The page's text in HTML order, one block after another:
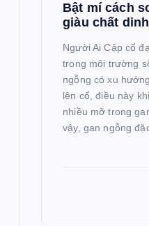
Bật mí cách
giàu chất
Người Ai Cập cổ
trong môi trường
ngỗng có xu
lên cổ, điều này
nhiều mỡ trong
vậy, gan ngỗng